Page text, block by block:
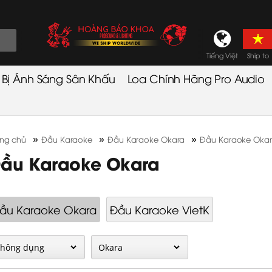
Tiếng Việt Ship to
Ánh Sáng Sân Khấu Loa Chính Hãng Pro Audio
chủ »Đầu Karaoke »Đầu Karaoke Okara »Đầu Karaoke
Karaoke Okara
Karaoke Okara Đầu Karaoke VietK